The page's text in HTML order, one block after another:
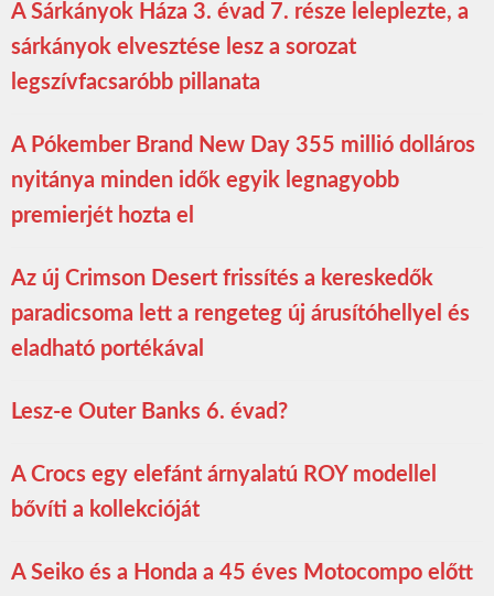
A Sárkányok Háza 3. évad 7. része leleplezte, a
sárkányok elvesztése lesz a sorozat
legszívfacsaróbb pillanata
A Pókember Brand New Day 355 millió dolláros
nyitánya minden idők egyik legnagyobb
premierjét hozta el
Az új Crimson Desert frissítés a kereskedők
paradicsoma lett a rengeteg új árusítóhellyel és
eladható portékával
Lesz-e Outer Banks 6. évad?
A Crocs egy elefánt árnyalatú ROY modellel
bővíti a kollekcióját
A Seiko és a Honda a 45 éves Motocompo előtt